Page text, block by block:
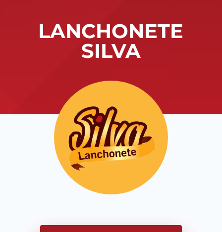
LANCHONETE
SILVA